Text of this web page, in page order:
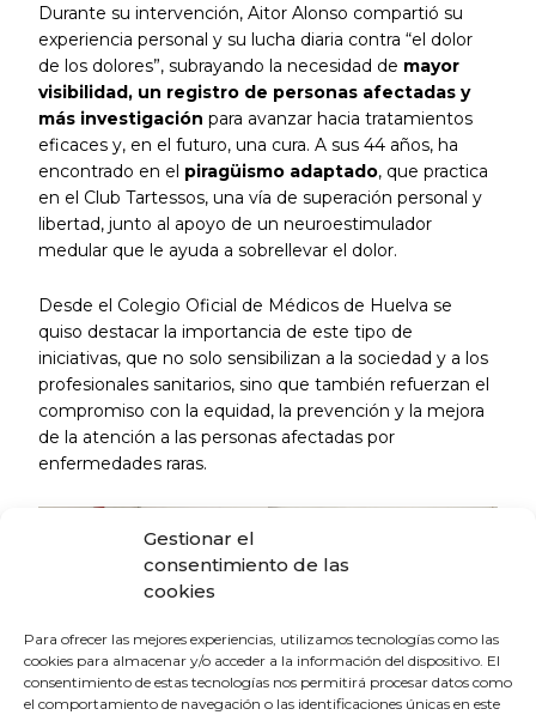
Gestionar el
consentimiento de las
cookies
Para ofrecer las mejores experiencias, utilizamos tecnologías como las
cookies para almacenar y/o acceder a la información del dispositivo. El
consentimiento de estas tecnologías nos permitirá procesar datos como
el comportamiento de navegación o las identificaciones únicas en este
Durante su intervención, Aitor Alonso compartió su
experiencia personal y su lucha diaria contra “el dolor
de los dolores”, subrayando la necesidad de mayor
visibilidad, un registro de personas afectadas y
más investigación para avanzar hacia tratamientos
eficaces y, en el futuro, una cura. A sus 44 años, ha
encontrado en el piragüismo adaptado, que practica
en el Club Tartessos, una vía de superación personal y
libertad, junto al apoyo de un neuroestimulador
medular que le ayuda a sobrellevar el dolor.
Desde el Colegio Oficial de Médicos de Huelva se
quiso destacar la importancia de este tipo de
iniciativas, que no solo sensibilizan a la sociedad y a los
profesionales sanitarios, sino que también refuerzan el
compromiso con la equidad, la prevención y la mejora
de la atención a las personas afectadas por
enfermedades raras.